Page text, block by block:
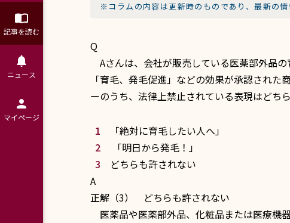
import_contacts
記事を読む
notifications
ニュース
person
マイページ
※コラムの内容は更新時のものであり、最新の情
Q
Aさんは、会社が販売している医薬部外品の
「育毛、発毛促進」などの効果が承認され
ーのうち、法律上禁止されている表現はどち
「絶対に育毛したい人へ」
「明日から発毛！」
どちらも許されない
A
正解（3） どちらも許されない
医薬品や医薬部外品、 化粧品または医療機